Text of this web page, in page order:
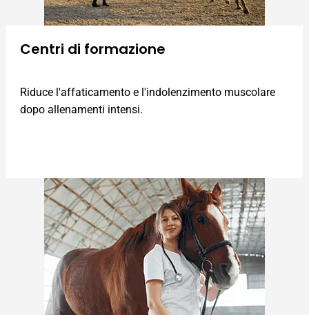
Centri di formazione
Riduce l'affaticamento e l'indolenzimento muscolare
dopo allenamenti intensi.